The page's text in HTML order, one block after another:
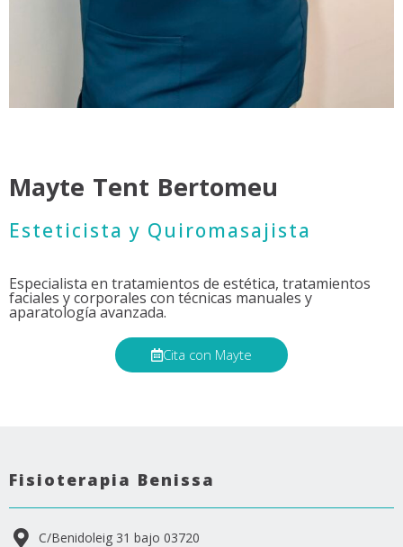
Mayte Tent Bertomeu
Esteticista y Quiromasajista
Especialista en tratamientos de estética, tratamientos
faciales y corporales con técnicas manuales y
aparatología avanzada.
Cita con Mayte
Fisioterapia Benissa
C/Benidoleig 31 bajo 03720